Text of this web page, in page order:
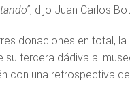
, dijo Juan Carlos
donaciones en total, la
tercera dádiva al
con una retrospectiva